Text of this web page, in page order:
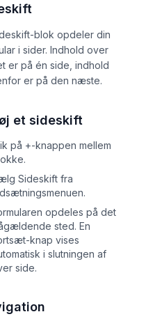
blok opdeler din
i sider. Indhold over
er på én side, indhold
er på den næste.
et sideskift
på +-knappen mellem
Sideskift fra
opdeles på det
sted. En
knap vises
i slutningen af
side.